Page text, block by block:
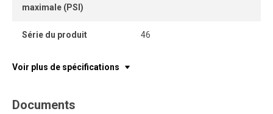
maximale (PSI)
Série du produit 46
Voir plus de spécifications
Documents